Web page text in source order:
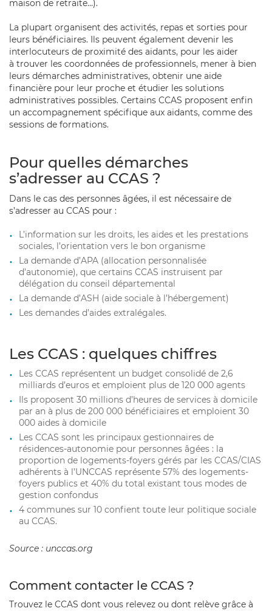
maison de retraite…).
La plupart organisent des activités, repas et sorties pour
leurs bénéficiaires. Ils peuvent également devenir les
interlocuteurs de proximité des aidants, pour les aider
à trouver les coordonnées de professionnels, mener à bien
leurs démarches administratives, obtenir une aide
financière pour leur proche et étudier les solutions
administratives possibles. Certains CCAS proposent enfin
un accompagnement spécifique aux aidants, comme des
sessions de formations.
Pour quelles démarches
s’adresser au CCAS ?
Dans le cas des personnes âgées, il est nécessaire de
s’adresser au CCAS pour :
L’information sur les droits, les aides et les prestations
sociales, l’orientation vers le bon organisme
La demande d’APA (allocation personnalisée
d’autonomie), que certains CCAS instruisent par
délégation du conseil départemental
La demande d’ASH (aide sociale à l’hébergement)
Les demandes d’aides extralégales.
Les CCAS : quelques chiffres
Les CCAS représentent un budget consolidé de 2,6
milliards d’euros et emploient plus de 120 000 agents
Ils proposent 30 millions d’heures de services à domicile
par an à plus de 200 000 bénéficiaires et emploient 30
000 aides à domicile
Les CCAS sont les principaux gestionnaires de
résidences-autonomie pour personnes âgées : la
proportion de logements-foyers gérés par les CCAS/CIAS
adhérents à l’UNCCAS représente 57% des logements-
foyers publics et 40% du total existant tous modes de
gestion confondus
4 communes sur 10 confient toute leur politique sociale
au CCAS.
Source : unccas.org
Comment contacter le CCAS ?
Trouvez le CCAS dont vous relevez ou dont relève grâce à